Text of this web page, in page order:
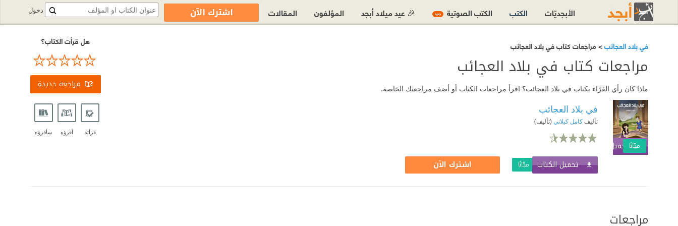
في بلاد العجائب> مراجعات كتاب في بلاد العجائب
مراجعات كتاب في بلاد العجائب
ماذا كان رأي القرّاء بكتاب في بلاد العجائب؟ اقرأ مراجعات الكتاب أو أضف مراجعتك الخاصة.
تحميل الكتابمجّانًا اشترك الآن
في بلاد العجائب
تأليفكامل كيلاني (تأليف)
تحميل الكتاب مجّانًا اشترك الآن
هل قرأت الكتاب؟
مراجعة جديدة
قرأته أقرؤه سأقرؤه
مراجعات
دخول الأبجديّات الكتب الكتب الصوتية جديد 🎉 عيد ميلاد أبجد المؤلفون المقالات اشترك الآن